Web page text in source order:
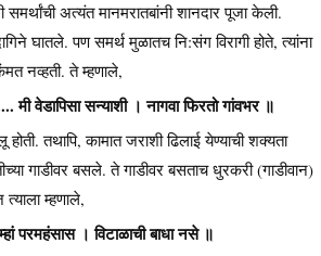
समर्थांची अत्यंत मानमरातबांनी शानदार पूजा केली.
घातले. पण समर्थ मुळातच नि:संग विरागी होते, त्यांना
नव्हती. ते म्हणाले,
वेडापिसा सन्याशी । नागवा फिरतो गांवभर ॥
होती. तथापि, कामात जराशी ढिलाई येण्याची शक्यता
गाडीवर बसले. ते गाडीवर बसताच धुरकरी (गाडीवान)
त्याला म्हणाले,
परमहंसास । विटाळाची बाधा नसे ॥